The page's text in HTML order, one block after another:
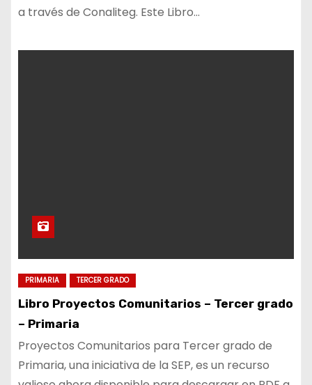
a través de Conaliteg. Este Libro…
PRIMARIA TERCER GRADO
Libro Proyectos Comunitarios – Tercer grado
– Primaria
Proyectos Comunitarios para Tercer grado de
Primaria, una iniciativa de la SEP, es un recurso